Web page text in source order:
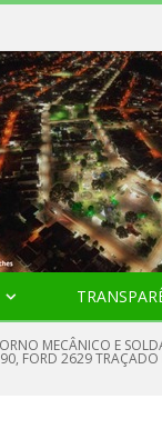
MECÂNICO E
FORD 2629 TRAÇADO